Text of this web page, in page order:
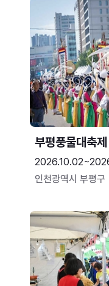
부평풍물대축제
인천광역시 부평구